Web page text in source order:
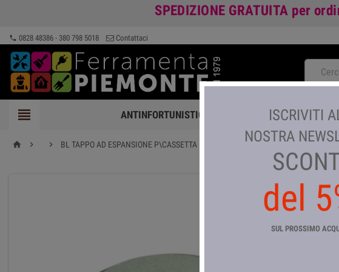
SPEDIZIONE GRATUITA per
phone 0828 48386 - 380 798 5018 Contattaci
 ANTINFORTUNISTICA FERRAMENTA
home   BL TAPPO AD ESPANSIONE P\CASSETTA D 100 MM *
ISCRIVITI
NOSTRA
del
SUL PROSSIMO